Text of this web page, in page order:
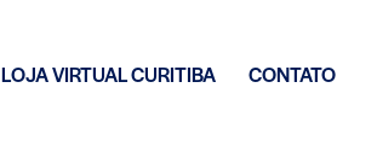
LOJA VIRTUAL CURITIBA CONTATO